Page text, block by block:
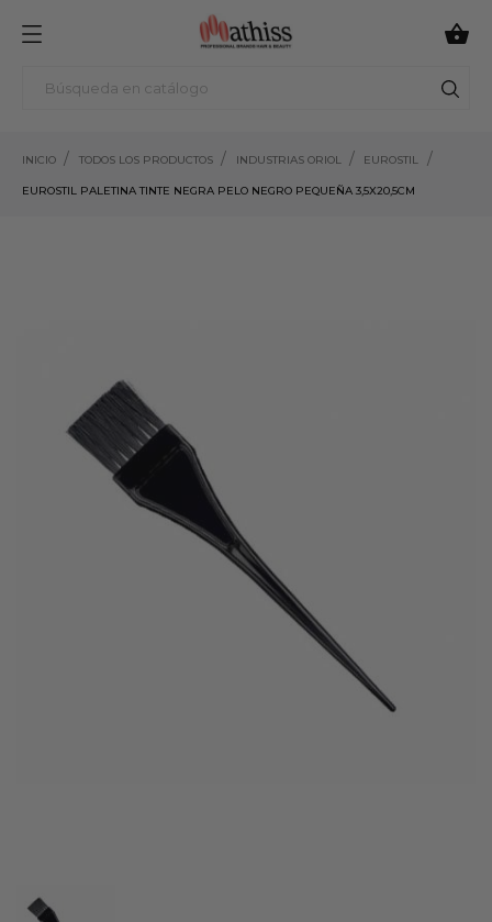

INICIO TODOS LOS PRODUCTOS INDUSTRIAS ORIOL EUROSTIL
EUROSTIL PALETINA TINTE NEGRA PELO NEGRO PEQUEÑA 3,5X20,5CM